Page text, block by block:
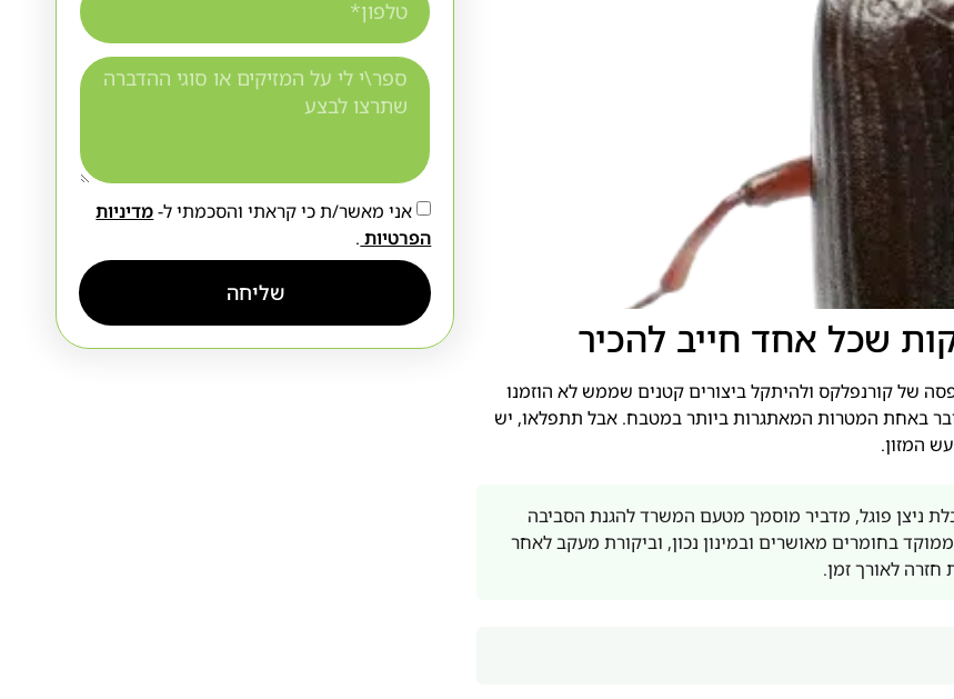
שכל אחד חייב להכיר
של קורנפלקס ולהיתקל ביצורים קטנים שממש לא הוזמנו
באחת המטרות המאתגרות ביותר במטבח. אבל תתפלאו, יש
המזון.
ניצן פוגל, מדביר מוסמך מטעם המשרד להגנת הסביבה
טיפול ממוקד בחומרים מאושרים ובמינון נכון, וביקורת מעקב לאחר
חזרה לאורך זמן.
אני מאשר/ת כי קראתי והסכמתי ל-מדיניות
הפרטיות .
שליחה